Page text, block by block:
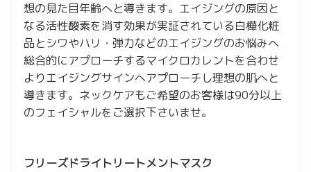
想の見た目年齢へと導きます。エイジングの原因と
なる活性酸素を消す効果が実証されている白樺化粧
品とシワやハリ・弾力などのエイジングのお悩みへ
総合的にアプローチするマイクロカレントを合わせ
よりエイジングサインへアプローチし理想の肌へと
導きます。ネックケアもご希望のお客様は90分以上
のフェイシャルをご選択下さいませ。
フリーズドライトリートメントマスク